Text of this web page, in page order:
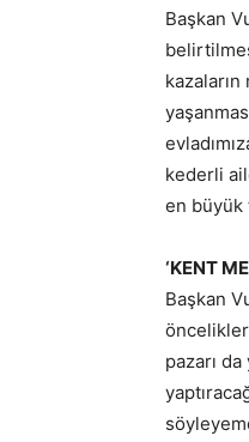
Başkan
kederli
en büyük
‘KENT
Başkan
pazarı